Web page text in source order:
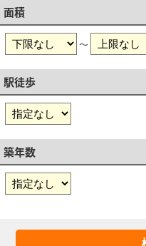
面積
～
駅徒歩
築年数